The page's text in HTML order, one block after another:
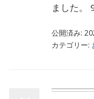
ました。
公開済み:
カテゴリー: